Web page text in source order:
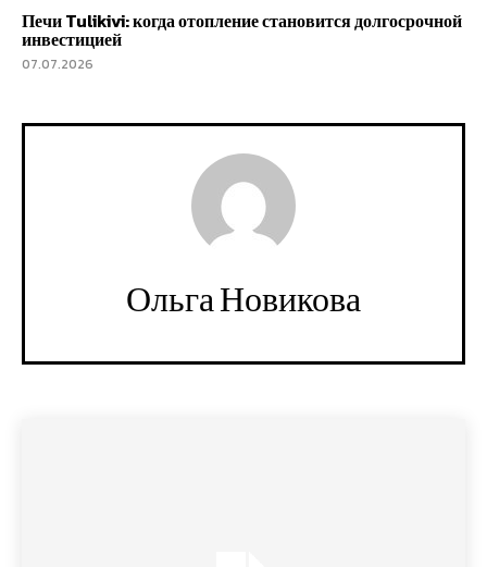
Печи Tulikivi: когда отопление становится долгосрочной
инвестицией
07.07.2026
Ольга Новикова